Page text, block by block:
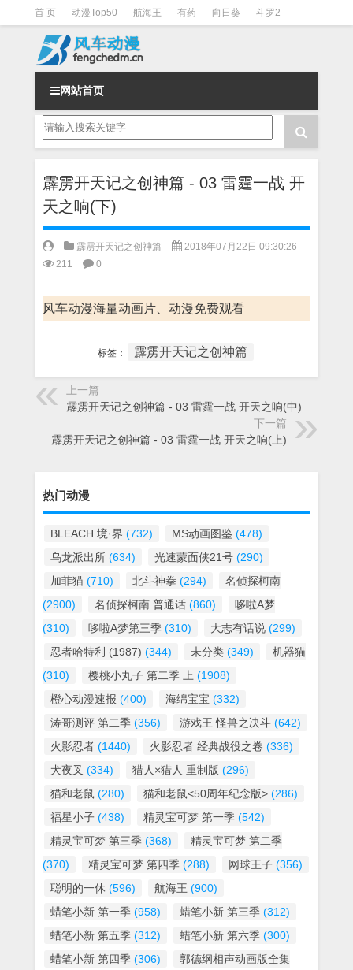
首 页 动漫Top50 航海王 有药 向日葵 斗罗2
斗罗3 火影 一拳超人
网站首页
霹雳开天记之创神篇 - 03 雷霆一战 开
天之响(下)
霹雳开天记之创神篇
2018年07月22日 09:30:26
211
0
风车动漫海量动画片、动漫免费观看
标签： 霹雳开天记之创神篇
上一篇
霹雳开天记之创神篇 - 03 雷霆一战 开天之响(中)
下一篇
霹雳开天记之创神篇 - 03 雷霆一战 开天之响(上)
热门动漫
BLEACH 境·界 (732) MS动画图鉴 (478)
乌龙派出所 (634) 光速蒙面侠21号 (290)
加菲猫 (710) 北斗神拳 (294)
名侦探柯南
(2900)
名侦探柯南 普通话 (860)
哆啦A梦
(310)
哆啦A梦第三季 (310) 大志有话说 (299)
忍者哈特利 (1987) (344) 未分类 (349)
机器猫
(310)
樱桃小丸子 第二季 上 (1908)
橙心动漫速报 (400) 海绵宝宝 (332)
涛哥测评 第二季 (356) 游戏王 怪兽之决斗 (642)
火影忍者 (1440) 火影忍者 经典战役之卷 (336)
犬夜叉 (334) 猎人×猎人 重制版 (296)
猫和老鼠 (280) 猫和老鼠<50周年纪念版> (286)
福星小子 (438) 精灵宝可梦 第一季 (542)
精灵宝可梦 第三季 (368)
精灵宝可梦 第二季
(370)
精灵宝可梦 第四季 (288) 网球王子 (356)
聪明的一休 (596) 航海王 (900)
蜡笔小新 第一季 (958) 蜡笔小新 第三季 (312)
蜡笔小新 第五季 (312) 蜡笔小新 第六季 (300)
蜡笔小新 第四季 (306)
郭德纲相声动画版全集